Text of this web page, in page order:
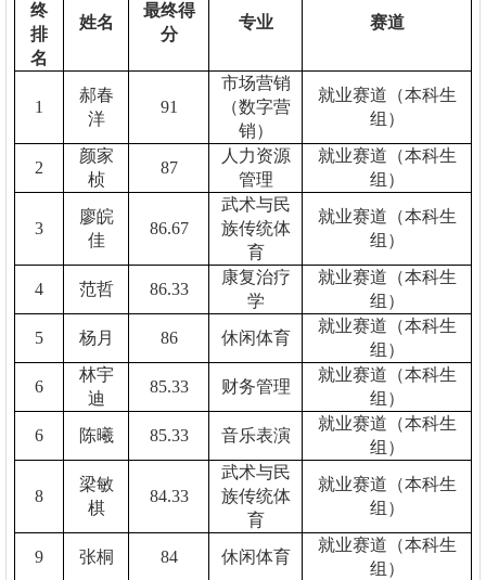
终
排
名
姓名
最终得
分
专业 赛道
1
郝春
洋
91
市场营销
（数字营
销）
就业赛道（本科生
组）
2
颜家
桢
87
人力资源
管理
就业赛道（本科生
组）
3
廖皖
佳
86.67
武术与民
族传统体
育
就业赛道（本科生
组）
4 范哲 86.33
康复治疗
学
就业赛道（本科生
组）
5
杨月 86 休闲体育
就业赛道（本科生
组）
6
林宇
迪
85.33 财务管理
就业赛道（本科生
组）
6
陈曦 85.33 音乐表演
就业赛道（本科生
组）
8
梁敏
棋
84.33
武术与民
族传统体
育
就业赛道（本科生
组）
9 张桐 84 休闲体育
就业赛道（本科生
组）